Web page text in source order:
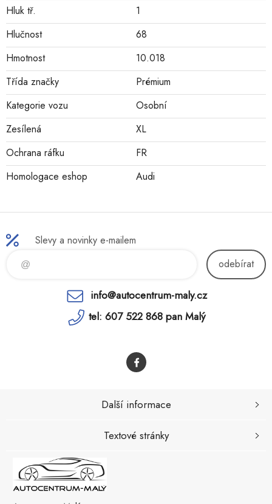
Hluk tř.
1
Hlučnost
68
Hmotnost
10.018
Třída značky
Prémium
Kategorie vozu
Osobní
Zesílená
XL
Ochrana ráfku
FR
Homologace eshop
Audi
Slevy a novinky e-mailem
odebírat
info@autocentrum-maly.cz
tel: 607 522 868 pan Malý
Další informace
Textové stránky